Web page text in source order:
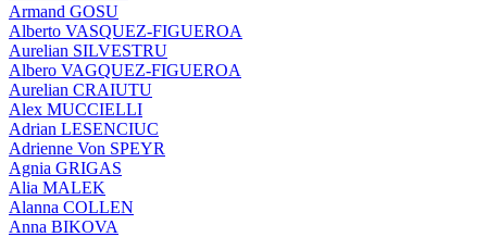
Armand GOSU
Alberto VASQUEZ-FIGUEROA
Aurelian SILVESTRU
Albero VAGQUEZ-FIGUEROA
Aurelian CRAIUTU
Alex MUCCIELLI
Adrian LESENCIUC
Adrienne Von SPEYR
Agnia GRIGAS
Alia MALEK
Alanna COLLEN
Anna BIKOVA